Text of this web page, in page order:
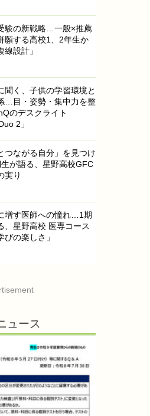
験の新戦略…一般×推薦
願する高校1、2年生か
線設計」
聞く、子供の学習環境と
…目・姿勢・集中力を整
のデスクライト
2」
つながる自分」を見つけ
が語る、星野高校GFC
実り
増す医師への憧れ…1期
、星野高校 医専コース
びの楽しさ」
ュース